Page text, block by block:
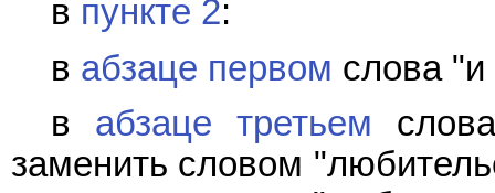
в пункте 2:
в абзаце первом слова "и
в абзаце третьем
заменить словом